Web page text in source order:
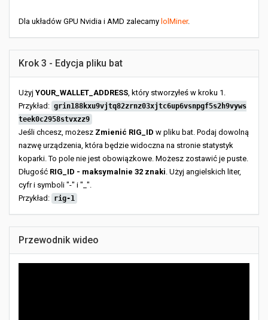
Dla układów GPU Nvidia i AMD zalecamy lolMiner.
Krok 3 - Edycja pliku bat
Użyj YOUR_WALLET_ADDRESS, który stworzyłeś w kroku 1.
Przykład: grin188kxu9vjtq82zrnz03xjtc6up6vsnpgf5s2h9vyws
teek0c2958stvxzz9
Jeśli chcesz, możesz Zmienić RIG_ID w pliku bat. Podaj dowolną
nazwę urządzenia, która będzie widoczna na stronie statystyk
koparki. To pole nie jest obowiązkowe. Możesz zostawić je puste.
Długość RIG_ID - maksymalnie 32 znaki. Użyj angielskich liter,
cyfr i symboli "-" i "_".
Przykład: rig-1
Przewodnik wideo